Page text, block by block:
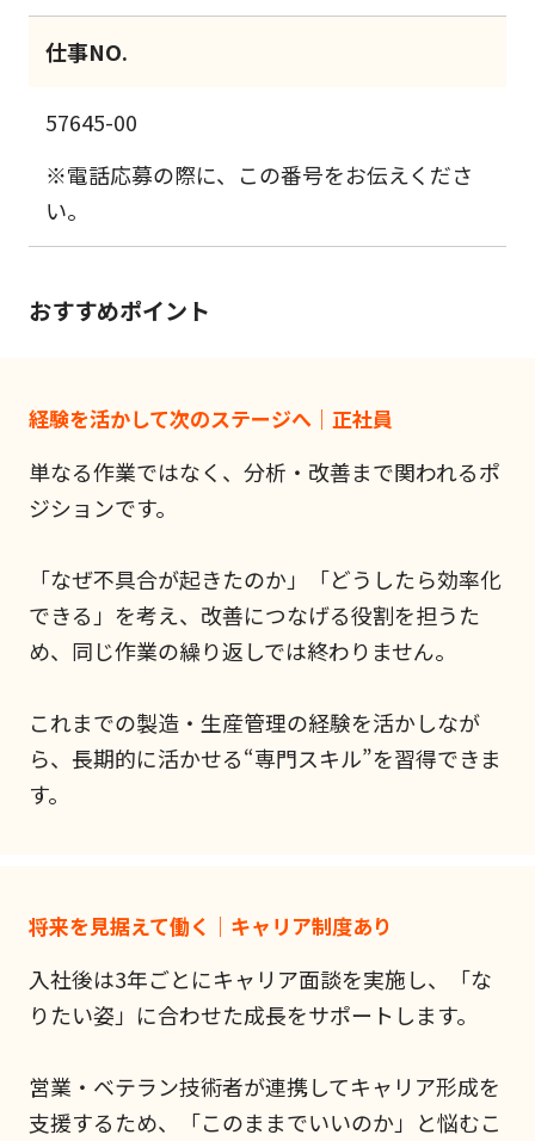
仕事NO.
57645-00
※電話応募の際に、この番号をお伝えくださ
い。
おすすめポイント
経験を活かして次のステージへ｜正社員
単なる作業ではなく、分析・改善まで関われるポ
ジションです。
「なぜ不具合が起きたのか」「どうしたら効率化
できる」を考え、改善につなげる役割を担うた
め、同じ作業の繰り返しでは終わりません。
これまでの製造・生産管理の経験を活かしなが
ら、長期的に活かせる“専門スキル”を習得できま
す。
将来を見据えて働く｜キャリア制度あり
入社後は3年ごとにキャリア面談を実施し、「な
りたい姿」に合わせた成長をサポートします。
営業・ベテラン技術者が連携してキャリア形成を
支援するため、「このままでいいのか」と悩むこ